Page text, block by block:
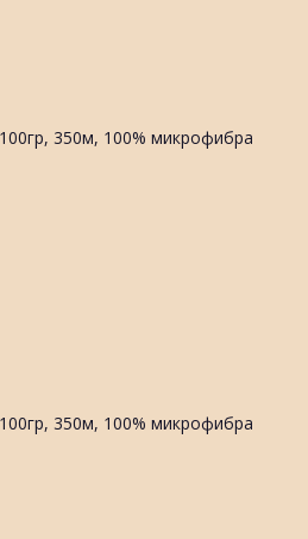
350м, 100% микрофибра
350м, 100% микрофибра